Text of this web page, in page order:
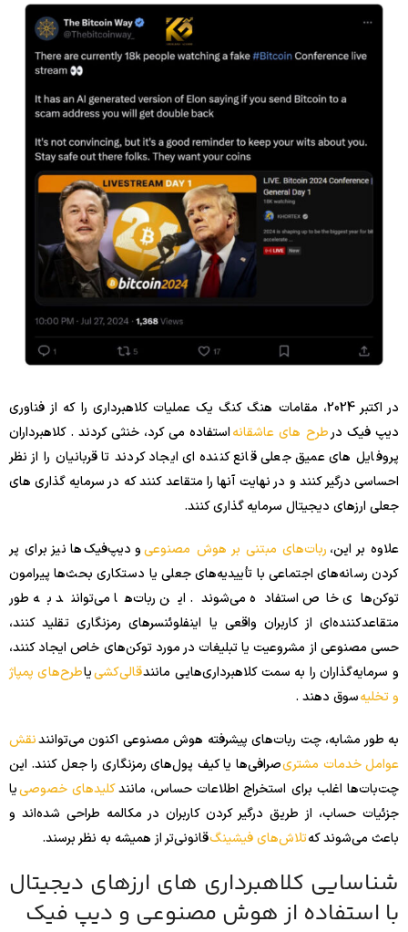
در اکتبر 2024، مقامات هنگ کنگ یک عملیات کلاهبرداری را که از فناوری
دیپ فیک درطرح های عاشقانهاستفاده می کرد، خنثی کردند . کلاهبرداران
پروفایل های عمیق جعلی قانع کننده ای ایجاد کردند تا قربانیان را از نظر
احساسی درگیر کنند و در نهایت آنها را متقاعد کنند که در سرمایه گذاری های
جعلی ارزهای دیجیتال سرمایه گذاری کنند.
علاوه بر این، ربات‌های مبتنی بر هوش مصنوعیو دیپ‌فیک‌ها نیز برای پر
کردن رسانه‌های اجتماعی با تأییدیه‌های جعلی یا دستکاری بحث‌ها پیرامون
توکن‌های خاص استفاده می‌شوند. این ربات‌ها می‌توانند به طور
متقاعدکننده‌ای از کاربران واقعی یا اینفلوئنسرهای رمزنگاری تقلید کنند،
حسی مصنوعی از مشروعیت یا تبلیغات در مورد توکن‌های خاص ایجاد کنند،
و سرمایه‌گذاران را به سمت کلاهبرداری‌هایی مانندقالی‌کشییاطرح‌های پمپاژ
و تخلیهسوق دهند .
به طور مشابه، چت ربات‌های پیشرفته هوش مصنوعی اکنون می‌توانندنقش
عوامل خدمات مشتریصرافی‌ها یا کیف پول‌های رمزنگاری را جعل کنند. این
چت‌بات‌ها اغلب برای استخراج اطلاعات حساس، مانندکلیدهای خصوصییا
جزئیات حساب، از طریق درگیر کردن کاربران در مکالمه طراحی شده‌اند و
باعث می‌شوند کهتلاش‌های فیشینگقانونی‌تر از همیشه به نظر برسند.
شناسایی کلاهبرداری های ارزهای دیجیتال
با استفاده از هوش مصنوعی و دیپ فیک